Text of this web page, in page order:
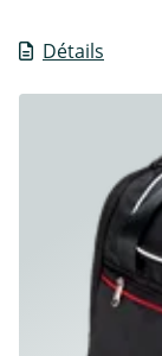
Détails